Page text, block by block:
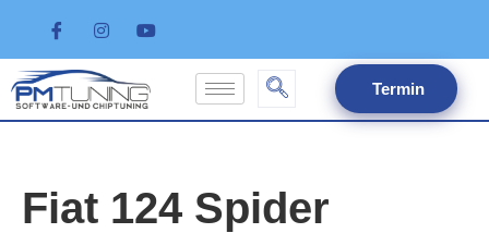
Termin
Fiat 124 Spider